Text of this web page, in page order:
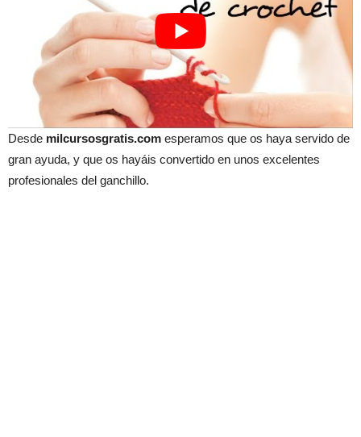
Desde milcursosgratis.com esperamos que os haya servido de
gran ayuda, y que os hayáis convertido en unos excelentes
profesionales del ganchillo.